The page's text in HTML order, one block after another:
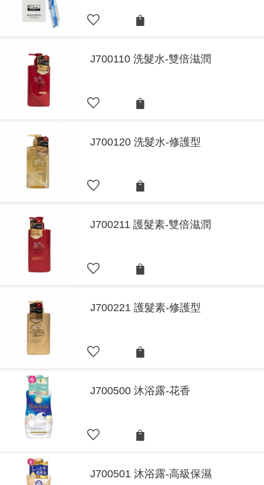
J700110 洗髮水-雙倍滋潤
J700120 洗髮水-修護型
J700211 護髮素-雙倍滋潤
J700221 護髮素-修護型
J700500 沐浴露-花香
J700501 沐浴露-高級保濕